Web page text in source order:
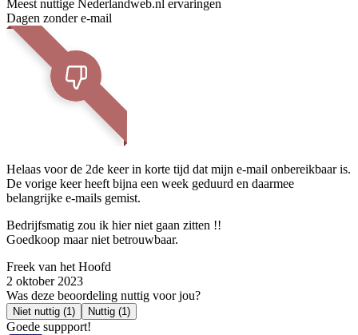
Meest nuttige Nederlandweb.nl ervaringen
Dagen zonder e-mail
Helaas voor de 2de keer in korte tijd dat mijn e-mail onbereikbaar is.
De vorige keer heeft bijna een week geduurd en daarmee
belangrijke e-mails gemist.
Bedrijfsmatig zou ik hier niet gaan zitten !!
Goedkoop maar niet betrouwbaar.
Freek van het Hoofd
2 oktober 2023
Was deze beoordeling nuttig voor jou?
Niet nuttig (1) Nuttig (1)
Goede suppport!